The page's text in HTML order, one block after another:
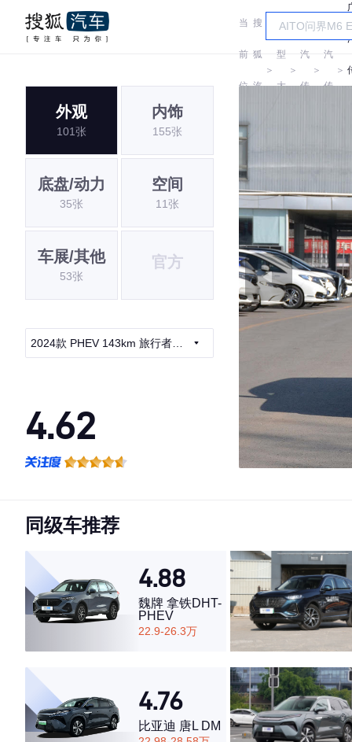
当
前
位
搜
狐
汽
＞
车
型
大
＞
广
汽
传
＞
广
汽
传
＞
外观
101张
内饰
155张
底盘/动力
35张
空间
11张
车展/其他
53张
官方
2024款 PHEV 143km 旅行者
4.62
·空间表现一般，低于60%同级车
同级车推荐
4.88
魏牌 拿铁DHT-
PHEV
22.9-26.3万
4.76
比亚迪 唐L DM